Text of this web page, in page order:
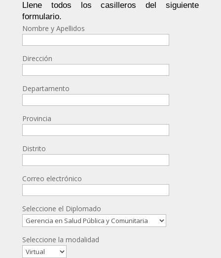
Llene todos los casilleros del siguiente
formulario.
Nombre y Apellidos
Dirección
Departamento
Provincia
Distrito
Correo electrónico
Seleccione el Diplomado
Seleccione la modalidad